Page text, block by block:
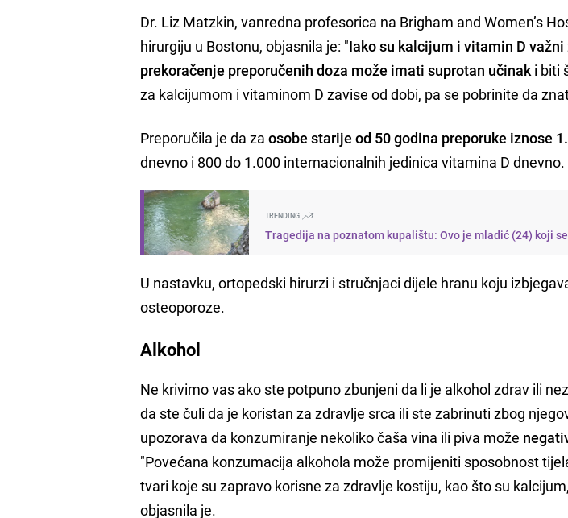
Dr. Liz Matzkin, vanredna profesorica na Brigham and Women’s
hirurgiju u Bostonu, objasnila je: "Iako su kalcijum i vitamin D važni
prekoračenje preporučenih doza može imati suprotan učinak i biti
za kalcijumom i vitaminom D zavise od dobi, pa se pobrinite da
Preporučila je da zaosobe starije od 50 godina preporuke iznose
dnevno i 800 do 1.000 internacionalnih jedinica vitamina D dnevno.
TRENDING
Tragedija na poznatom kupalištu: Ovo je mladić (24) koji
U nastavku, ortopedski hirurzi i stručnjaci dijele hranu koju
osteoporoze.
Alkohol
Ne krivimo vas ako ste potpuno zbunjeni da li je alkohol zdrav ili
da ste čuli da je koristan za zdravlje srca ili ste zabrinuti zbog
upozorava da konzumiranje nekoliko čaša vina ili piva može
"Povećana konzumacija alkohola može promijeniti sposobnost
tvari koje su zapravo korisne za zdravlje kostiju, kao što su
objasnila je.